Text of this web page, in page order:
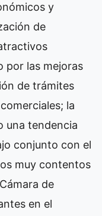
y
de
por las mejoras
de trámites
la
una tendencia
conjunto con el
muy contentos
de
en el